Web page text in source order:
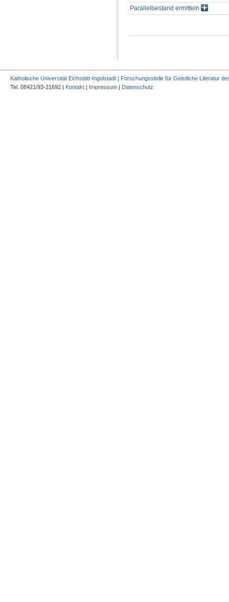
Parallelbestand ermitteln
Katholische Universität Eichstätt-Ingolstadt | Forschungsstelle für Geistliche Literatur
Tel. 08421/93-21692 | Kontakt | Impressum | Datenschutz